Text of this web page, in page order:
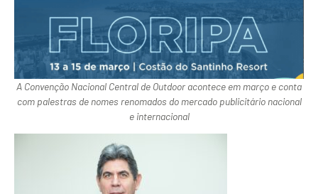
A Convenção Nacional Central de Outdoor acontece em março e conta
com palestras de nomes renomados do mercado publicitário nacional
e internacional